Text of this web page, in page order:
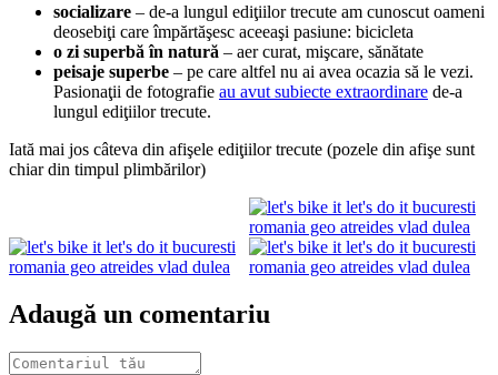
socializare – de-a lungul ediţiilor trecute am cunoscut oameni
deosebiţi care împărtăşesc aceeaşi pasiune: bicicleta
o zi superbă în natură – aer curat, mişcare, sănătate
peisaje superbe – pe care altfel nu ai avea ocazia să le vezi.
Pasionaţii de fotografie au avut subiecte extraordinare de-a
lungul ediţiilor trecute.
Iată mai jos câteva din afişele ediţiilor trecute (pozele din afişe sunt
chiar din timpul plimbărilor)
Adaugă un comentariu